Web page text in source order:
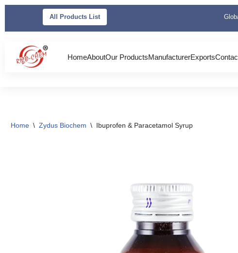
content
All Products List
HomeAboutOur ProductsManufacturerExports
Home \ Zydus Biochem \ Ibuprofen & Paracetamol Syrup